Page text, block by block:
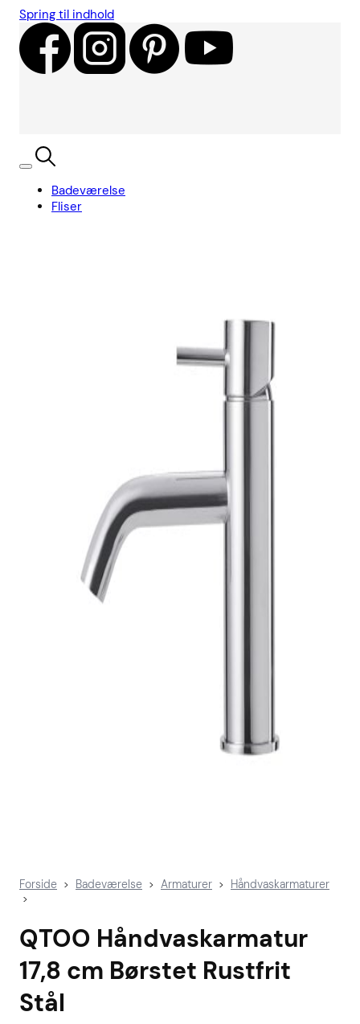
Spring til indhold
Badeværelse
Fliser
KurvBook
Forside > Badeværelse > Armaturer > Håndvaskarmaturer
>
QTOO Håndvaskarmatur
17,8 cm Børstet Rustfrit
Stål